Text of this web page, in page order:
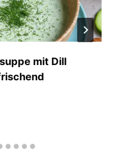
mit Dill